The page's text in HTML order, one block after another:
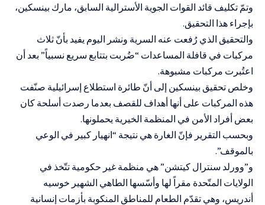
وتمّ تكليف قائد القوات الجوية الأسترالية السابق، مارك بينسكين،
بإجراء هذا التحقيق.
والتحقيق الذي رُفعت عنه السرية ونشر اليوم يفيد بأنّ ثلاث
مركبات في قافلة المساعدات “ضُربت بتتابع سريع نسبياً” بعد أن
اعتُبرت مركبات مشبوهة.
وخلص تحقيق بينسكين إلى أنّ طائرة استطلاع إسرائيلية صنّفت
هذه المركبات على أنها أهداف للقصف بعدما رصدت أسلحة كان
بعض أفراد الأمن في المنظمة الخيرية يحملونها.
وبحسب التقرير فإنّ الغارة هي نتيجة “انهيار كبير في الوعي
بالموقف”.
و”وورلد سنترال كيتشن” هي منظمة غير حكومية تتّخذ في
الولايات المتّحدة مقراً لها وأسّسها الطاهي الشهير خوسيه
أندريس، وهي تقدّم الطعام للمناطق المنكوبة بأزمات إنسانية